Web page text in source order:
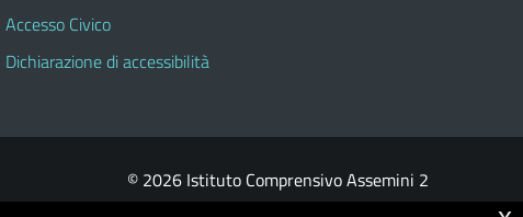
Accesso Civico
Dichiarazione di accessibilità
© 2026 Istituto Comprensivo Assemini 2